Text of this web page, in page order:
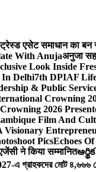
एसेट समाधान का
With Anujaअनुजा
Look Inside
In Delhi7th DPIAF
& Public
Crowning
2026
Film And
Visionary
PicsEchoes
ने किया सम्मानित
এ গ্রাহকদের মোট ৪,৬৬৬